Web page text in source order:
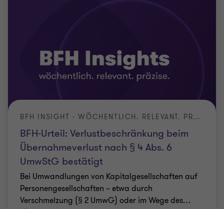
BFH-Urteil: Verlustbeschränkung beim
Übernahmeverlust nach § 4 Abs. 6
UmwStG bestätigt
BFH INSIGHT - WÖCHENTLICH. RELEVANT. PRÄZISE.
Bei Umwandlungen von Kapitalgesellschaften auf
Personengesellschaften – etwa durch
Verschmelzung (§ 2 UmwG) oder im Wege des…